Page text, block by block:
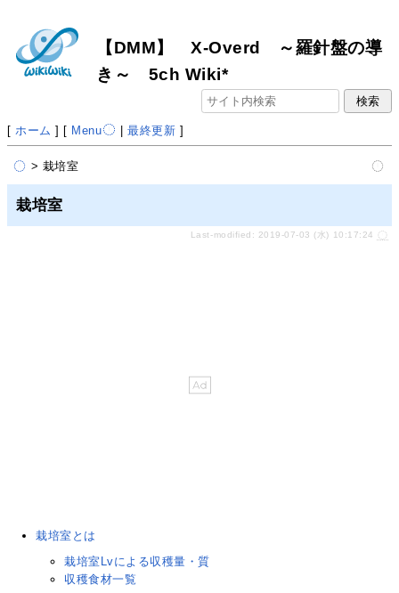
【DMM】 X-Overd ～羅針盤の導
き～ 5ch Wiki*
[ ホーム ] [ Menu |最終更新 ]
> 栽培室
栽培室
Last-modified: 2019-07-03 (水) 10:17:24
栽培室とは
栽培室Lvによる収穫量・質
収穫食材一覧